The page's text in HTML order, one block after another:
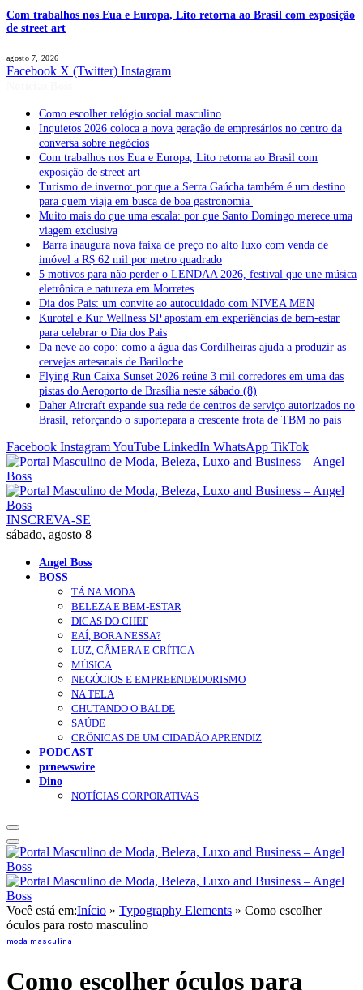
Com trabalhos nos Eua e Europa, Lito retorna ao Brasil com exposição
de street art
agosto 7, 2026
Facebook X (Twitter) Instagram
Como escolher relógio social masculino
Inquietos 2026 coloca a nova geração de empresários no centro da
conversa sobre negócios
Com trabalhos nos Eua e Europa, Lito retorna ao Brasil com
exposição de street art
Turismo de inverno: por que a Serra Gaúcha também é um destino
para quem viaja em busca de boa gastronomia
Muito mais do que uma escala: por que Santo Domingo merece uma
viagem exclusiva
Barra inaugura nova faixa de preço no alto luxo com venda de
imóvel a R$ 62 mil por metro quadrado
5 motivos para não perder o LENDAA 2026, festival que une música
eletrônica e natureza em Morretes
Dia dos Pais: um convite ao autocuidado com NIVEA MEN
Kurotel e Kur Wellness SP apostam em experiências de bem-estar
para celebrar o Dia dos Pais
Da neve ao copo: como a água das Cordilheiras ajuda a produzir as
cervejas artesanais de Bariloche
Flying Run Caixa Sunset 2026 reúne 3 mil corredores em uma das
pistas do Aeroporto de Brasília neste sábado (8)
Daher Aircraft expande sua rede de centros de serviço autorizados no
Brasil, reforçando o suportepara a crescente frota de TBM no país
Facebook InstagramYouTube LinkedIn WhatsApp TikTok
INSCREVA-SE
sábado, agosto 8
Angel Boss
BOSS
TÁ NA MODA
BELEZA E BEM-ESTAR
DICAS DO CHEF
EAÍ, BORA NESSA?
LUZ, CÂMERA E CRÍTICA
MÚSICA
NEGÓCIOS E EMPREENDEDORISMO
NA TELA
CHUTANDO O BALDE
SAÚDE
CRÔNICAS DE UM CIDADÃO APRENDIZ
PODCAST
prnewswire
Dino
NOTÍCIAS CORPORATIVAS
Você está em:Início » Typography Elements » Como escolher
óculos para rosto masculino
moda masculina
Como escolher óculos para